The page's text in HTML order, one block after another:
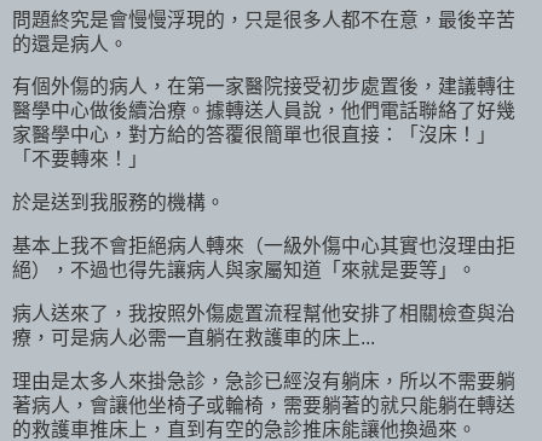
問題終究是會慢慢浮現的，只是很多人都不在意，最後辛苦
的還是病人。
有個外傷的病人，在第一家醫院接受初步處置後，建議轉往
醫學中心做後續治療。據轉送人員說，他們電話聯絡了好幾
家醫學中心，對方給的答覆很簡單也很直接：「沒床！」
「不要轉來！」
於是送到我服務的機構。
基本上我不會拒絕病人轉來（一級外傷中心其實也沒理由拒
絕），不過也得先讓病人與家屬知道「來就是要等」。
病人送來了，我按照外傷處置流程幫他安排了相關檢查與治
療，可是病人必需一直躺在救護車的床上...
理由是太多人來掛急診，急診已經沒有躺床，所以不需要躺
著病人，會讓他坐椅子或輪椅，需要躺著的就只能躺在轉送
的救護車推床上，直到有空的急診推床能讓他換過來。